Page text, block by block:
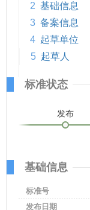
2 基础信息
3 备案信息
4 起草单位
5 起草人
标准状态
发布
基础信息
标准号
发布日期